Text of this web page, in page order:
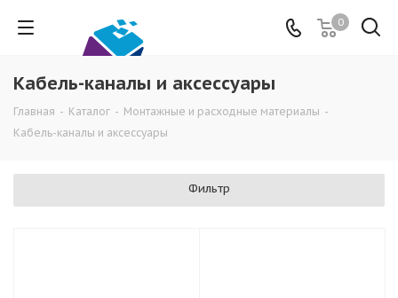
0
Кабель-каналы и аксессуары
Главная - Каталог - Монтажные и расходные материалы -
Кабель-каналы и аксессуары
Фильтр